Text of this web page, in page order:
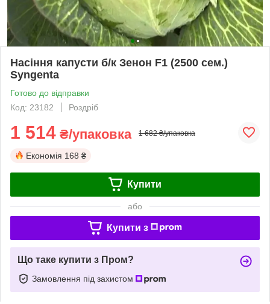
Насіння капусти б/к Зенон F1 (2500 сем.)
Syngenta
Готово до відправки
Код: 23182
Роздріб
1 514 ₴/упаковка 1 682 ₴/упаковка
Економія 168 ₴
Купити
або
Купити з
Що таке купити з Пром?
Замовлення під захистом